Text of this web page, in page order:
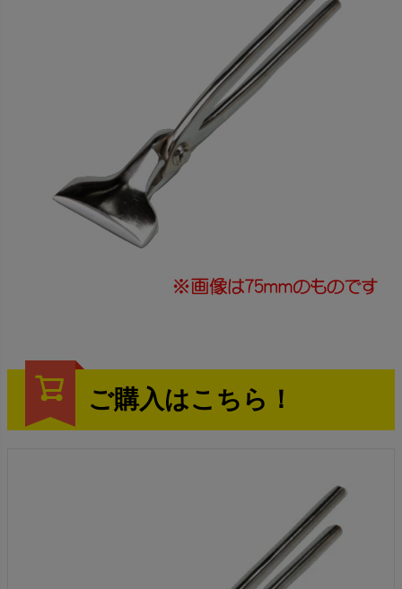
ご購入はこちら！